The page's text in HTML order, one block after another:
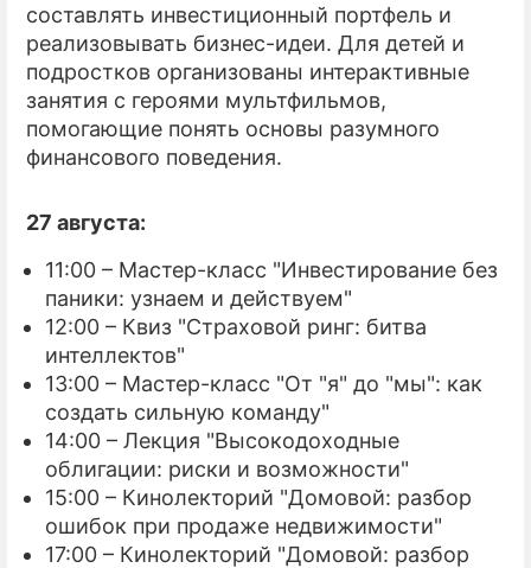
составлять инвестиционный портфель и
реализовывать бизнес-идеи. Для детей и
подростков организованы интерактивные
занятия с героями мультфильмов,
помогающие понять основы разумного
финансового поведения.
27 августа:
11:00 – Мастер-класс "Инвестирование без
паники: узнаем и действуем"
12:00 – Квиз "Страховой ринг: битва
интеллектов"
13:00 – Мастер-класс "От "я" до "мы": как
создать сильную команду"
14:00 – Лекция "Высокодоходные
облигации: риски и возможности"
15:00 – Кинолекторий "Домовой: разбор
ошибок при продаже недвижимости"
17:00 – Кинолекторий "Домовой: разбор